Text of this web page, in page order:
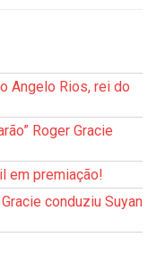
Angelo Rios, rei do
Roger Gracie
em premiação!
conduziu Suyan